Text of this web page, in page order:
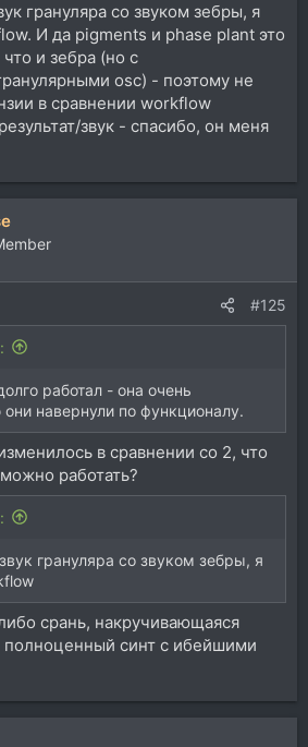
грануляра со звуком зебры, я
И да pigments и phase plant это
и зебра (но с
оsc) - поэтому не
в сравнении workflow
звук - спасибо, он меня
#125
работал - она очень
навернули по функционалу.
в сравнении со 2, что
работать?
грануляра со звуком зебры, я
срань, накручивающаяся
полноценный синт с ибейшими